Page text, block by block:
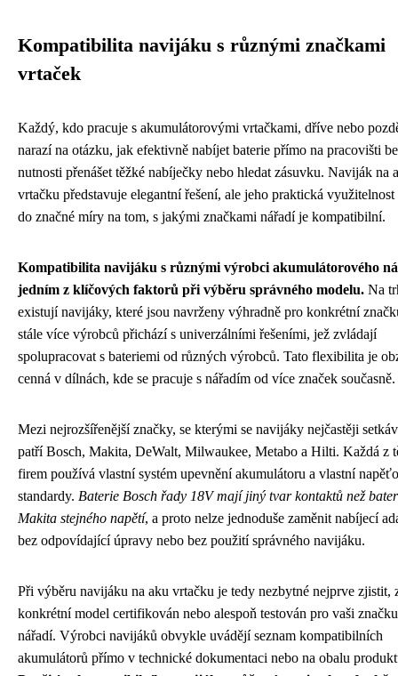
Kompatibilita navijáku s různými značkami
vrtaček
Každý, kdo pracuje s akumulátorovými vrtačkami, dříve nebo
narazí na otázku, jak efektivně nabíjet baterie přímo na pracovišti
nutnosti přenášet těžké nabíječky nebo hledat zásuvku. Naviják na
vrtačku představuje elegantní řešení, ale jeho praktická využitelnost
do značné míry na tom, s jakými značkami nářadí je kompatibilní.
Kompatibilita navijáku s různými výrobci akumulátorového
jedním z klíčových faktorů při výběru správného modelu. Na
existují navijáky, které jsou navrženy výhradně pro konkrétní
stále více výrobců přichází s univerzálními řešeními, jež zvládají
spolupracovat s bateriemi od různých výrobců. Tato flexibilita je
cenná v dílnách, kde se pracuje s nářadím od více značek současně.
Mezi nejrozšířenější značky, se kterými se navijáky nejčastěji
patří Bosch, Makita, DeWalt, Milwaukee, Metabo a Hilti. Každá z
firem používá vlastní systém upevnění akumulátoru a vlastní
standardy. Baterie Bosch řady 18V mají jiný tvar kontaktů než
Makita stejného napětí, a proto nelze jednoduše zaměnit nabíjecí
bez odpovídající úpravy nebo bez použití správného navijáku.
Při výběru navijáku na aku vrtačku je tedy nezbytné nejprve zjistit,
konkrétní model certifikován nebo alespoň testován pro vaši značku
nářadí. Výrobci navijáků obvykle uvádějí seznam kompatibilních
akumulátorů přímo v technické dokumentaci nebo na obalu